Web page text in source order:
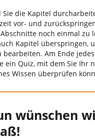
Sie die Kapitel
vor- und
noch einmal zu
Kapitel überspringen,
bearbeiten. Am Ende
ein Quiz, mit dem Sie Ihr
Wissen überprüfen
wünschen